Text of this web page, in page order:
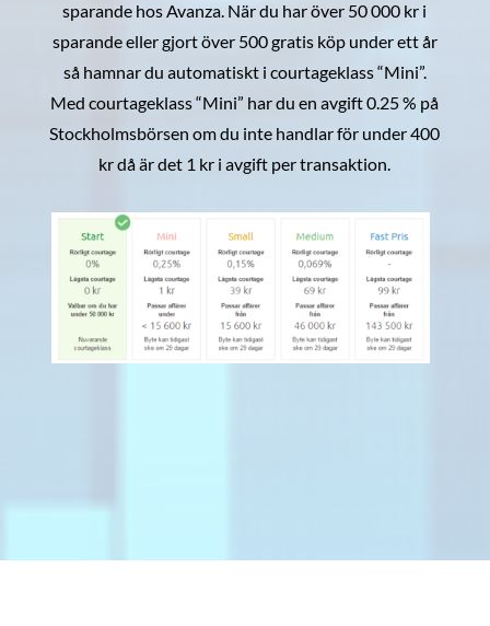
sparande hos Avanza. När du har över 50 000 kr i
sparande eller gjort över 500 gratis köp under ett år
så hamnar du automatiskt i courtageklass “Mini”.
Med courtageklass “Mini” har du en avgift 0.25 % på
Stockholmsbörsen om du inte handlar för under 400
kr då är det 1 kr i avgift per transaktion.